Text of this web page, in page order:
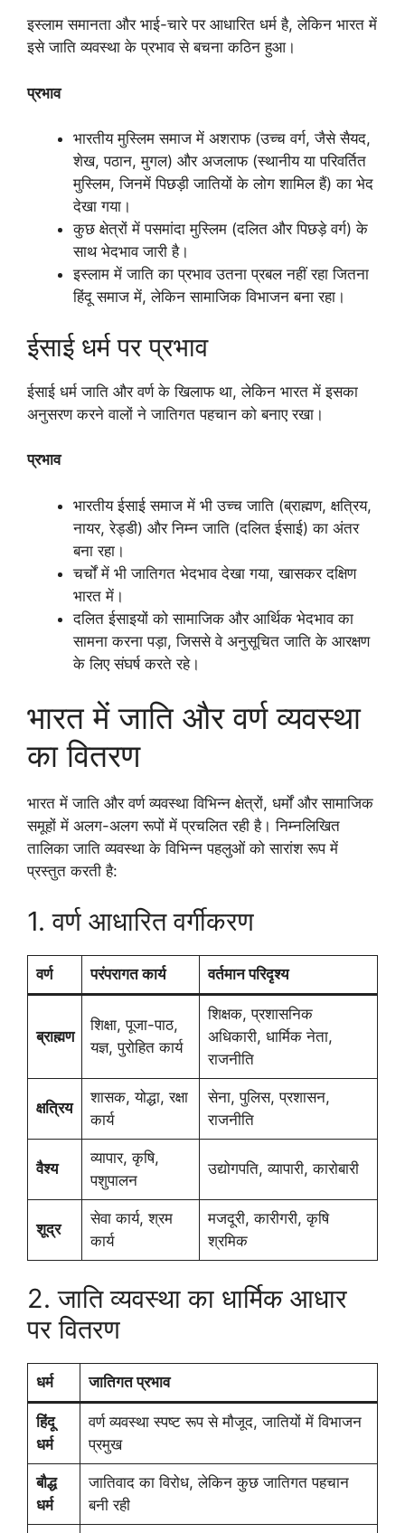
इस्लाम समानता और भाई-चारे पर आधारित धर्म है, लेकिन भारत में
इसे जाति व्यवस्था के प्रभाव से बचना कठिन हुआ।
प्रभाव
भारतीय मुस्लिम समाज में अशराफ (उच्च वर्ग, जैसे सैयद,
शेख, पठान, मुगल) और अजलाफ (स्थानीय या परिवर्तित
मुस्लिम, जिनमें पिछड़ी जातियों के लोग शामिल हैं) का भेद
देखा गया।
कुछ क्षेत्रों में पसमांदा मुस्लिम (दलित और पिछड़े वर्ग) के
साथ भेदभाव जारी है।
इस्लाम में जाति का प्रभाव उतना प्रबल नहीं रहा जितना
हिंदू समाज में, लेकिन सामाजिक विभाजन बना रहा।
ईसाई धर्म पर प्रभाव
ईसाई धर्म जाति और वर्ण के खिलाफ था, लेकिन भारत में इसका
अनुसरण करने वालों ने जातिगत पहचान को बनाए रखा।
प्रभाव
भारतीय ईसाई समाज में भी उच्च जाति (ब्राह्मण, क्षत्रिय,
नायर, रेड्डी) और निम्न जाति (दलित ईसाई) का अंतर
बना रहा।
चर्चों में भी जातिगत भेदभाव देखा गया, खासकर दक्षिण
भारत में।
दलित ईसाइयों को सामाजिक और आर्थिक भेदभाव का
सामना करना पड़ा, जिससे वे अनुसूचित जाति के आरक्षण
के लिए संघर्ष करते रहे।
भारत में जाति और वर्ण व्यवस्था
का वितरण
भारत में जाति और वर्ण व्यवस्था विभिन्न क्षेत्रों, धर्मों और सामाजिक
समूहों में अलग-अलग रूपों में प्रचलित रही है। निम्नलिखित
तालिका जाति व्यवस्था के विभिन्न पहलुओं को सारांश रूप में
प्रस्तुत करती है:
1. वर्ण आधारित वर्गीकरण
वर्ण परंपरागत कार्य वर्तमान परिदृश्य
ब्राह्मण
शिक्षा, पूजा-पाठ,
यज्ञ, पुरोहित कार्य
शिक्षक, प्रशासनिक
अधिकारी, धार्मिक नेता,
राजनीति
क्षत्रिय
शासक, योद्धा, रक्षा
कार्य
सेना, पुलिस, प्रशासन,
राजनीति
वैश्य
व्यापार, कृषि,
पशुपालन
उद्योगपति, व्यापारी, कारोबारी
शूद्र
सेवा कार्य, श्रम
कार्य
मजदूरी, कारीगरी, कृषि
श्रमिक
2. जाति व्यवस्था का धार्मिक आधार
पर वितरण
धर्म जातिगत प्रभाव
हिंदू
धर्म
वर्ण व्यवस्था स्पष्ट रूप से मौजूद, जातियों में विभाजन
प्रमुख
बौद्ध
धर्म
जातिवाद का विरोध, लेकिन कुछ जातिगत पहचान
बनी रही